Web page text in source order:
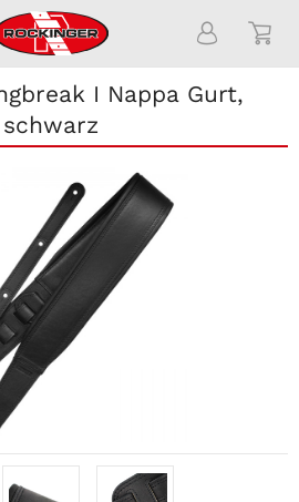
I Nappa Gurt,
schwarz